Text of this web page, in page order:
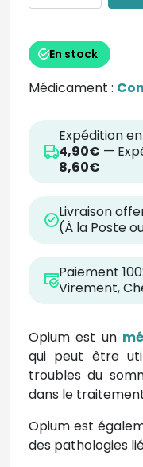
En stock
Médicament :
Expédition
4,90€ —
8,60€
Livraison
(À la Poste
Paiement
Virement,
Opium est un
qui peut être
troubles du
dans le
Opium est
des pathologies